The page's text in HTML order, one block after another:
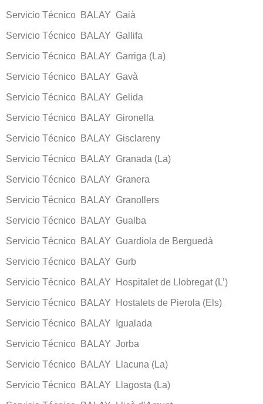
Servicio Técnico BALAY Gaià
Servicio Técnico BALAY Gallifa
Servicio Técnico BALAY Garriga (La)
Servicio Técnico BALAY Gavà
Servicio Técnico BALAY Gelida
Servicio Técnico BALAY Gironella
Servicio Técnico BALAY Gisclareny
Servicio Técnico BALAY Granada (La)
Servicio Técnico BALAY Granera
Servicio Técnico BALAY Granollers
Servicio Técnico BALAY Gualba
Servicio Técnico BALAY Guardiola de Berguedà
Servicio Técnico BALAY Gurb
Servicio Técnico BALAY Hospitalet de Llobregat (L’)
Servicio Técnico BALAY Hostalets de Pierola (Els)
Servicio Técnico BALAY Igualada
Servicio Técnico BALAY Jorba
Servicio Técnico BALAY Llacuna (La)
Servicio Técnico BALAY Llagosta (La)